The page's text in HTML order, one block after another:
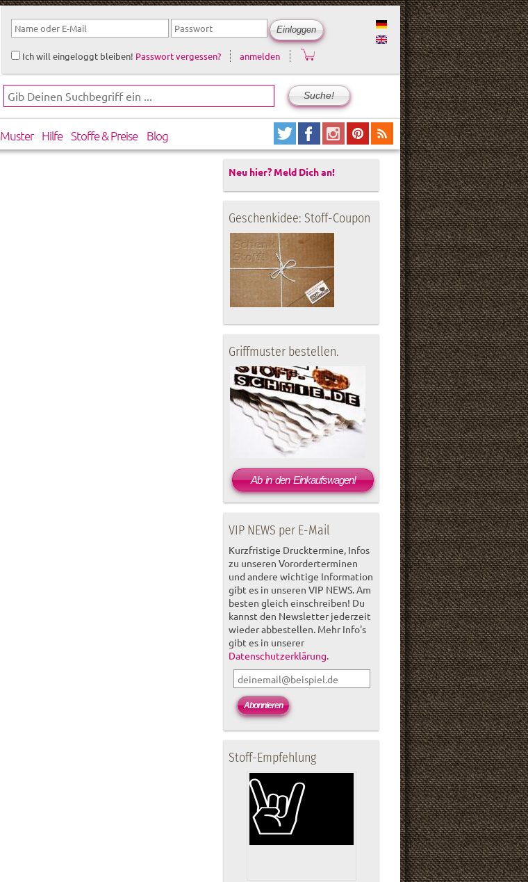
Ich will eingeloggt bleiben! Passwort vergessen? anmelden
Muster Hilfe Stoffe & Preise Blog
Neu hier? Meld Dich an!
Geschenkidee: Stoff-Coupon
Griffmuster bestellen.
Ab in den Einkaufswagen!
VIP NEWS per E-Mail
Kurzfristige Drucktermine, Infos
zu unseren Vororderterminen
und andere wichtige Information
gibt es in unseren VIP NEWS. Am
besten gleich einschreiben! Du
kannst den Newsletter jederzeit
wieder abbestellen. Mehr Info's
gibt es in unserer
Datenschutzerklärung.
Stoff-Empfehlung